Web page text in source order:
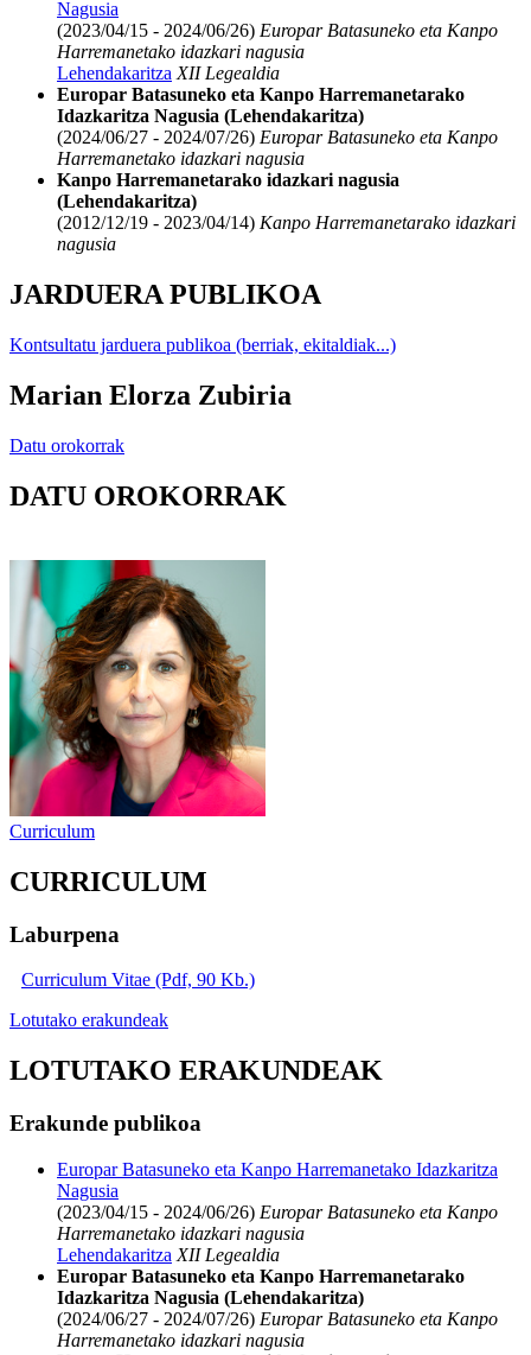
Nagusia
(2023/04/15 - 2024/06/26) Europar Batasuneko eta Kanpo
Harremanetako idazkari nagusia
Lehendakaritza XII Legealdia
Europar Batasuneko eta Kanpo Harremanetarako
Idazkaritza Nagusia (Lehendakaritza)
(2024/06/27 - 2024/07/26) Europar Batasuneko eta Kanpo
Harremanetako idazkari nagusia
Kanpo Harremanetarako idazkari nagusia
(Lehendakaritza)
(2012/12/19 - 2023/04/14) Kanpo Harremanetarako idazkari
nagusia
JARDUERA PUBLIKOA
Kontsultatu jarduera publikoa (berriak, ekitaldiak...)
Marian Elorza Zubiria
Datu orokorrak
DATU OROKORRAK
Curriculum
CURRICULUM
Laburpena
Curriculum Vitae (Pdf, 90 Kb.)
Lotutako erakundeak
LOTUTAKO ERAKUNDEAK
Erakunde publikoa
Europar Batasuneko eta Kanpo Harremanetako Idazkaritza
Nagusia
(2023/04/15 - 2024/06/26) Europar Batasuneko eta Kanpo
Harremanetako idazkari nagusia
Lehendakaritza XII Legealdia
Europar Batasuneko eta Kanpo Harremanetarako
Idazkaritza Nagusia (Lehendakaritza)
(2024/06/27 - 2024/07/26) Europar Batasuneko eta Kanpo
Harremanetako idazkari nagusia